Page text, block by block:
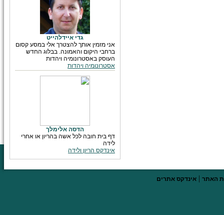
גדי איידלהייט
אני מזמין אותך להצטרך אלי במסע קסום
ברחבי היקום והאמונה. בבלוג החדש
העוסק באסטרונומיה ויהדות
אסטרונומיה ויהדות
הדסה אלימלך
דף בית חובה לכל אשה בהריון או אחרי
לידה
אינדקס הריון ולידה
האתר| אינדקס אתרים